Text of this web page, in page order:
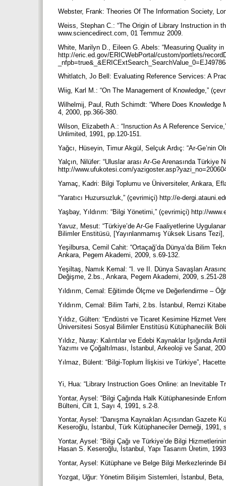
Webster, Frank: Theories Of The Information Society,
Weiss, Stephan C.: “The Origin of Library Instruction in
www.sciencedirect.com, 01 Temmuz 2009.
White, Marilyn D., Eileen G. Abels: “Measuring Quality
http://eric.ed.gov/ERICWebPortal/custom/portlets/
Whitlatch, Jo Bell: Evaluating Reference Services: A
Wiig, Karl M.: “On The Management of Knowledge,”
Wilhelmij, Paul, Ruth Schimdt: “Where Does Knowledge
4, 2000, pp.366-380.
Wilson, Elizabeth A.: “Insruction As A Reference
Unlimited, 1991, pp.120-151.
Yağcı, Hüseyin, Timur Akgül, Selçuk Ardıç: “Ar-Ge’nin
Yalçın, Nilüfer: “Uluslar arası Ar-Ge Arenasında Türkiye
http://www.ufukotesi.com/
Yamaç, Kadri: Bilgi Toplumu ve Üniversiteler, Ankara,
“Yaratıcı Huzursuzluk,” (çevrimiçi) http://e-
Yaşbay, Yıldırım: “Bilgi Yönetimi,” (çevrimiçi) http://
Yavuz, Mesut: “Türkiye’de Ar-Ge Faaliyetlerine
Bilimler Enstitüsü, [Yayınlanmamış Yüksek Lisans
Yeşilbursa, Cemil Cahit: “Ortaçağ’da Dünya’da Bilim
Ankara, Pegem Akademi, 2009, s.69-132.
Yeşiltaş, Namık Kemal: “I. ve II. Dünya Savaşları
Değişme, 2.bs., Ankara, Pegem Akademi, 2009, s.251-
Yıldırım, Cemal: Eğitimde Ölçme ve Değerlendirme –
Yıldırım, Cemal: Bilim Tarhi, 2.bs. İstanbul, Remzi
Yıldız, Gülten: “Endüstri ve Ticaret Kesimine Hizmet
Üniversitesi Sosyal Bilimler Enstitüsü Kütüphanecilik
Yıldız, Nuray: Kalıntılar ve Edebi Kaynaklar Işığında
Yazımı ve Çoğaltılması, İstanbul, Arkeoloji ve Sanat,
Yılmaz, Bülent: “Bilgi-Toplum İlişkisi ve Türkiye”,
Yi, Hua: “Library Instruction Goes Online: an Inevitable
Yontar, Aysel: “Bilgi Çağında Halk Kütüphanesinde
Bülteni, Cilt 1, Sayı 4, 1991, s.2-8.
Yontar, Aysel: “Danışma Kaynakları Açısından
Keseroğlu, İstanbul, Türk Kütüphaneciler Derneği, 1991,
Yontar, Aysel: “Bilgi Çağı ve Türkiye’de Bilgi
Hasan S. Keseroğlu, İstanbul, Yapı Tasarım Üretim,
Yontar, Aysel: Kütüphane ve Belge Bilgi Merkezlerinde
Yozgat, Uğur: Yönetim Bilişim Sistemleri, İstanbul,